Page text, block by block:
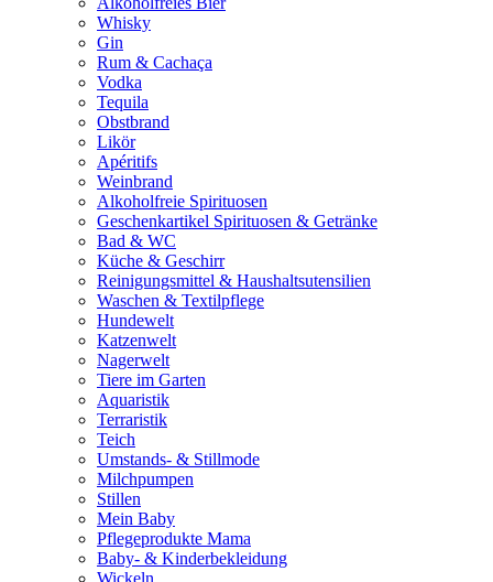
Whisky
Gin
Rum & Cachaça
Vodka
Tequila
Obstbrand
Likör
Apéritifs
Weinbrand
Alkoholfreie Spirituosen
Geschenkartikel Spirituosen & Getränke
Bad & WC
Küche & Geschirr
Reinigungsmittel & Haushaltsutensilien
Waschen & Textilpflege
Hundewelt
Katzenwelt
Nagerwelt
Tiere im Garten
Aquaristik
Terraristik
Teich
Umstands- & Stillmode
Milchpumpen
Stillen
Mein Baby
Pflegeprodukte Mama
Baby- & Kinderbekleidung
Wickeln